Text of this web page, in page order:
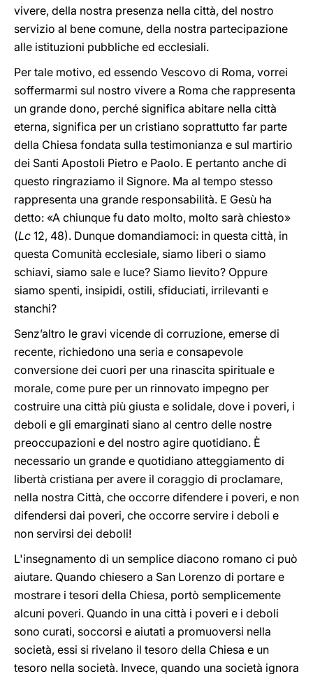
vivere, della nostra presenza nella città, del nostro
servizio al bene comune, della nostra partecipazione
alle istituzioni pubbliche ed ecclesiali.
Per tale motivo, ed essendo Vescovo di Roma, vorrei
soffermarmi sul nostro vivere a Roma che rappresenta
un grande dono, perché significa abitare nella città
eterna, significa per un cristiano soprattutto far parte
della Chiesa fondata sulla testimonianza e sul martirio
dei Santi Apostoli Pietro e Paolo. E pertanto anche di
questo ringraziamo il Signore. Ma al tempo stesso
rappresenta una grande responsabilità. E Gesù ha
detto: «A chiunque fu dato molto, molto sarà chiesto»
(Lc 12, 48). Dunque domandiamoci: in questa città, in
questa Comunità ecclesiale, siamo liberi o siamo
schiavi, siamo sale e luce? Siamo lievito? Oppure
siamo spenti, insipidi, ostili, sfiduciati, irrilevanti e
stanchi?
Senz’altro le gravi vicende di corruzione, emerse di
recente, richiedono una seria e consapevole
conversione dei cuori per una rinascita spirituale e
morale, come pure per un rinnovato impegno per
costruire una città più giusta e solidale, dove i poveri, i
deboli e gli emarginati siano al centro delle nostre
preoccupazioni e del nostro agire quotidiano. È
necessario un grande e quotidiano atteggiamento di
libertà cristiana per avere il coraggio di proclamare,
nella nostra Città, che occorre difendere i poveri, e non
difendersi dai poveri, che occorre servire i deboli e
non servirsi dei deboli!
L'insegnamento di un semplice diacono romano ci può
aiutare. Quando chiesero a San Lorenzo di portare e
mostrare i tesori della Chiesa, portò semplicemente
alcuni poveri. Quando in una città i poveri e i deboli
sono curati, soccorsi e aiutati a promuoversi nella
società, essi si rivelano il tesoro della Chiesa e un
tesoro nella società. Invece, quando una società ignora